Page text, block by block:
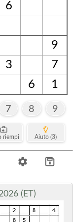
6
9
3
7
6 1
7 8 9
riempi Aiuto (3)
(ET)